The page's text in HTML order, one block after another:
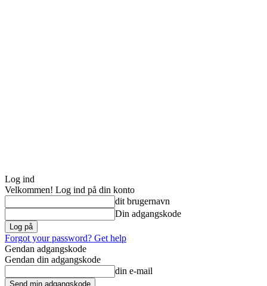
Log ind
Velkommen! Log ind på din konto
dit brugernavn
Din adgangskode
Forgot your password? Get help
Gendan adgangskode
Gendan din adgangskode
din e-mail